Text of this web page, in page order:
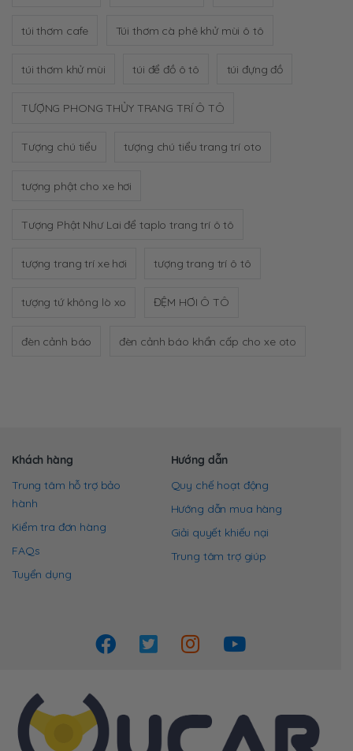
túi thơm cafe Túi thơm cà phê khử mùi ô tô
túi thơm khử mùi túi để đồ ô tô túi đựng đồ
TƯỢNG PHONG THỦY TRANG TRÍ Ô TÔ
Tượng chú tiểu tượng chú tiểu trang trí oto
tượng phật cho xe hơi
Tượng Phật Như Lai để taplo trang trí ô tô
tượng trang trí xe hơi tượng trang trí ô tô
tượng tứ không lò xo ĐỆM HƠI Ô TÔ
đèn cảnh báo đèn cảnh báo khẩn cấp cho xe oto
Khách hàng
Trung tâm hỗ trợ bảo
hành
Kiểm tra đơn hàng
FAQs
Tuyển dụng
Hướng dẫn
Quy chế hoạt động
Hướng dẫn mua hàng
Giải quyết khiếu nại
Trung tâm trợ giúp